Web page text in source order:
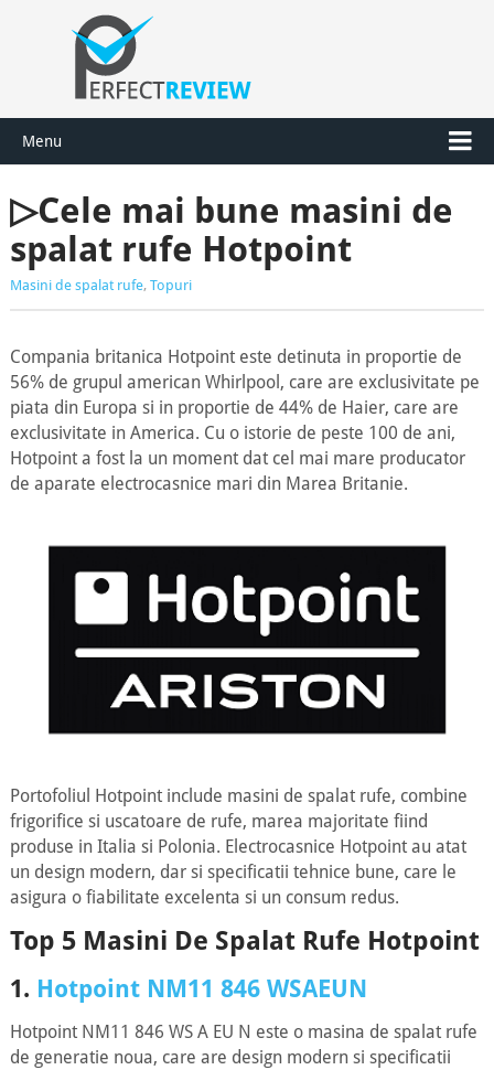
Menu
▷Cele mai bune masini de
spalat rufe Hotpoint
Masini de spalat rufe, Topuri
Compania britanica Hotpoint este detinuta in proportie de
56% de grupul american Whirlpool, care are exclusivitate pe
piata din Europa si in proportie de 44% de Haier, care are
exclusivitate in America. Cu o istorie de peste 100 de ani,
Hotpoint a fost la un moment dat cel mai mare producator
de aparate electrocasnice mari din Marea Britanie.
Portofoliul Hotpoint include masini de spalat rufe, combine
frigorifice si uscatoare de rufe, marea majoritate fiind
produse in Italia si Polonia. Electrocasnice Hotpoint au atat
un design modern, dar si specificatii tehnice bune, care le
asigura o fiabilitate excelenta si un consum redus.
Top 5 Masini De Spalat Rufe Hotpoint
1. Hotpoint NM11 846 WSAEUN
Hotpoint NM11 846 WS A EU N este o masina de spalat rufe
de generatie noua, care are design modern si specificatii